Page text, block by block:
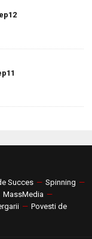
Succes — Spinning —
MassMedia —
— Povesti de